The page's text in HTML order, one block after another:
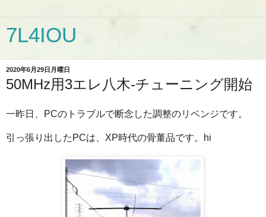
7L4IOU
2020年6月29日月曜日
50MHz用3エレ八木-チューニング開始
一昨日、PCのトラブルで断念した調整のリベンジです。
引っ張り出したPCは、XP時代の骨董品です。hi